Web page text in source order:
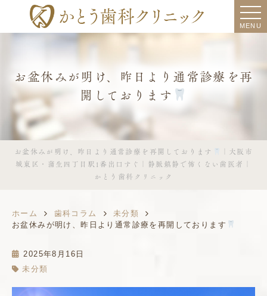
MENU
お盆休みが明け、昨日より通常診療を再
開しております
お盆休みが明け、昨日より通常診療を再開しております
｜大阪市
城東区・蒲生四丁目駅1番出口すぐ｜静脈鎮静で怖くない歯医者｜
かとう歯科クリニック
ホーム 歯科コラム
未分類
お盆休みが明け、昨日より通常診療を再開しております
2025年8月16日
未分類